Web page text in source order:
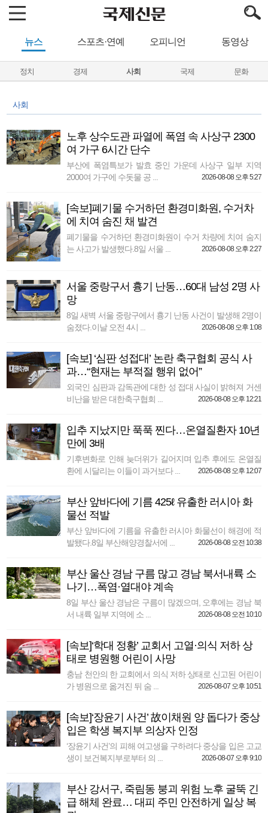
뉴스 스포츠·연예 오피니언 동영상
정치 경제 사회 국제 문화
사회
노후 상수도관 파열에 폭염 속 사상구 2300
여 가구 6시간 단수
부산에 폭염특보가 발효 중인 가운데 사상구 일부 지역
2000여 가구에 수돗물 공 ...
2026-08-08 오후 5:27
[속보]폐기물 수거하던 환경미화원, 수거차
에 치여 숨진 채 발견
폐기물을 수거하던 환경미화원이 수거 차량에 치여 숨지
는 사고가 발생했다.8일 서울 ...
2026-08-08 오후 2:27
서울 중랑구서 흉기 난동…60대 남성 2명 사
망
8일 새벽 서울 중랑구에서 흉기 난동 사건이 발생해 2명이
숨졌다.이날 오전 4시 ...
2026-08-08 오후 1:08
[속보] ‘심판 성접대’ 논란 축구협회 공식 사
과…“현재는 부적절 행위 없어”
외국인 심판과 감독관에 대한 성 접대 사실이 밝혀져 거센
비난을 받은 대한축구협회 ...
2026-08-08 오후 12:21
입추 지났지만 푹푹 찐다…온열질환자 10년
만에 3배
기후변화로 인해 늦더위가 길어지며 입추 후에도 온열질
환에 시달리는 이들이 과거보다 ...
2026-08-08 오후 12:07
부산 앞바다에 기름 425ℓ 유출한 러시아 화
물선 적발
부산 앞바다에 기름을 유출한 러시아 화물선이 해경에 적
발됐다.8일 부산해양경찰서에 ...
2026-08-08 오전 10:38
부산 울산 경남 구름 많고 경남 북서내륙 소
나기…폭염·열대야 계속
8일 부산 울산 경남은 구름이 많겠으며, 오후에는 경남 북
서 내륙 일부 지역에 소 ...
2026-08-08 오전 10:10
[속보]‘학대 정황’ 교회서 고열·의식 저하 상
태로 병원행 어린이 사망
충남 천안의 한 교회에서 의식 저하 상태로 신고된 어린이
가 병원으로 옮겨진 뒤 숨 ...
2026-08-07 오후 10:51
[속보]‘장윤기 사건’ 故이채원 양 돕다가 중상
입은 학생 복지부 의상자 인정
‘장윤기 사건’의 피해 여고생을 구하려다 중상을 입은 고교
생이 보건복지부로부터 의 ...
2026-08-07 오후 9:10
부산 강서구, 죽림동 붕괴 위험 노후 굴뚝 긴
급 해체 완료… 대피 주민 안전하게 일상 복